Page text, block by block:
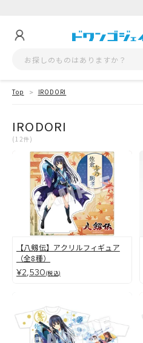
Top IRODORI
IRODORI
(12件)
【八剱伝】アクリルフィギュア
（全8種）
¥2,530(税込)